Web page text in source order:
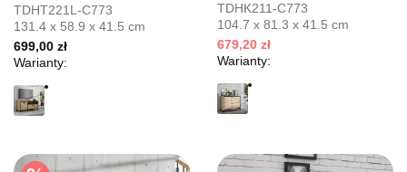
TDHT221L-C773
131.4 x 58.9 x 41.5 cm
699,00 zł
Warianty:
TDHK211-C773
104.7 x 81.3 x 41.5 cm
679,20 zł
Warianty: